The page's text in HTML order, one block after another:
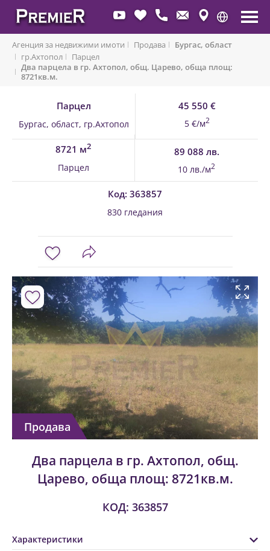
Агенция за недвижими имоти Продава
Бургас, област
гр.Ахтопол
Парцел
Два парцела в гр. Ахтопол, общ. Царево, обща площ:
8721кв.м.
Обратно към имоти
Парцел
Бургас, област, гр.Ахтопол
45 550 €
5 €/м2
89 088 лв.
10 лв./м2
8721 м2
Парцел
Код: 363857
830 гледания
Продава
Два парцела в гр. Ахтопол, общ.
Царево, обща площ: 8721кв.м.
КОД: 363857
Характеристики